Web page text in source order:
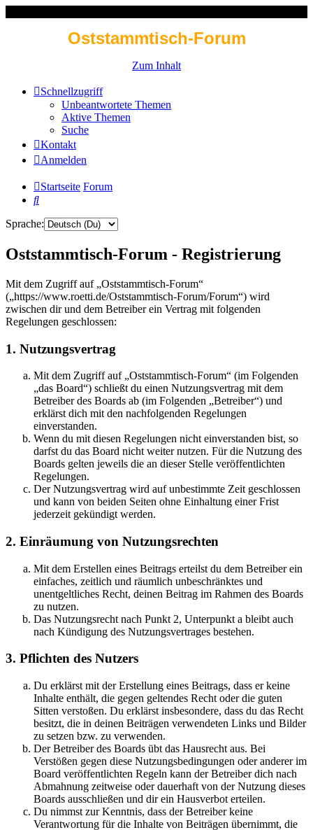
Oststammtisch-Forum
Zum Inhalt
Schnellzugriff
Unbeantwortete Themen
Aktive Themen
Suche
Kontakt
Anmelden
Startseite Forum
Suche
Sprache:
Oststammtisch-Forum - Registrierung
Mit dem Zugriff auf „Oststammtisch-Forum“
(„https://www.roetti.de/Oststammtisch-Forum/Forum“) wird
zwischen dir und dem Betreiber ein Vertrag mit folgenden
Regelungen geschlossen:
1. Nutzungsvertrag
Mit dem Zugriff auf „Oststammtisch-Forum“ (im Folgenden
„das Board“) schließt du einen Nutzungsvertrag mit dem
Betreiber des Boards ab (im Folgenden „Betreiber“) und
erklärst dich mit den nachfolgenden Regelungen
einverstanden.
Wenn du mit diesen Regelungen nicht einverstanden bist, so
darfst du das Board nicht weiter nutzen. Für die Nutzung des
Boards gelten jeweils die an dieser Stelle veröffentlichten
Regelungen.
Der Nutzungsvertrag wird auf unbestimmte Zeit geschlossen
und kann von beiden Seiten ohne Einhaltung einer Frist
jederzeit gekündigt werden.
2. Einräumung von Nutzungsrechten
Mit dem Erstellen eines Beitrags erteilst du dem Betreiber ein
einfaches, zeitlich und räumlich unbeschränktes und
unentgeltliches Recht, deinen Beitrag im Rahmen des Boards
zu nutzen.
Das Nutzungsrecht nach Punkt 2, Unterpunkt a bleibt auch
nach Kündigung des Nutzungsvertrages bestehen.
3. Pflichten des Nutzers
Du erklärst mit der Erstellung eines Beitrags, dass er keine
Inhalte enthält, die gegen geltendes Recht oder die guten
Sitten verstoßen. Du erklärst insbesondere, dass du das Recht
besitzt, die in deinen Beiträgen verwendeten Links und Bilder
zu setzen bzw. zu verwenden.
Der Betreiber des Boards übt das Hausrecht aus. Bei
Verstößen gegen diese Nutzungsbedingungen oder anderer im
Board veröffentlichten Regeln kann der Betreiber dich nach
Abmahnung zeitweise oder dauerhaft von der Nutzung dieses
Boards ausschließen und dir ein Hausverbot erteilen.
Du nimmst zur Kenntnis, dass der Betreiber keine
Verantwortung für die Inhalte von Beiträgen übernimmt, die